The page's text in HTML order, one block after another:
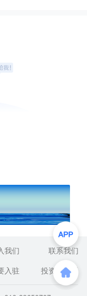
我们
联系我们
入驻 投资者关系